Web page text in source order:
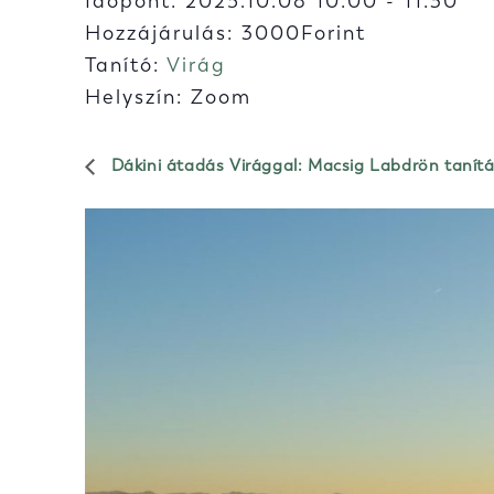
Hozzájárulás: 3000Forint
Tanító: Virág
Helyszín: Zoom
Dákini átadás Virággal: Macsig Labdrön